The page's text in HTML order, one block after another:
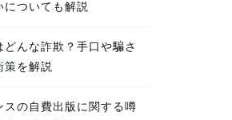
についても解説
どんな詐欺？手口や騙さ
策を解説
スの自費出版に関する噂